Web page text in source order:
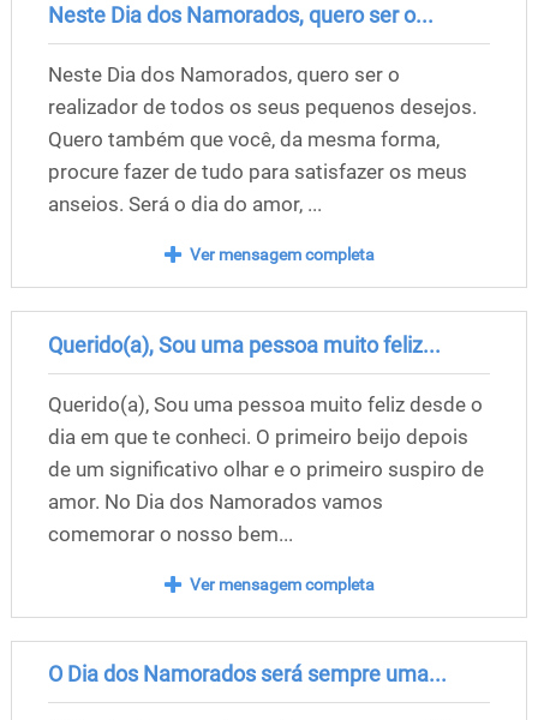
Neste Dia dos Namorados, quero ser o...
Neste Dia dos Namorados, quero ser o
realizador de todos os seus pequenos desejos.
Quero também que você, da mesma forma,
procure fazer de tudo para satisfazer os meus
anseios. Será o dia do amor, ...
Ver mensagem completa
Querido(a), Sou uma pessoa muito feliz...
Querido(a), Sou uma pessoa muito feliz desde o
dia em que te conheci. O primeiro beijo depois
de um significativo olhar e o primeiro suspiro de
amor. No Dia dos Namorados vamos
comemorar o nosso bem...
Ver mensagem completa
O Dia dos Namorados será sempre uma...